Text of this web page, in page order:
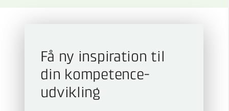
Få ny inspiration til
din kompetence­
udvikling